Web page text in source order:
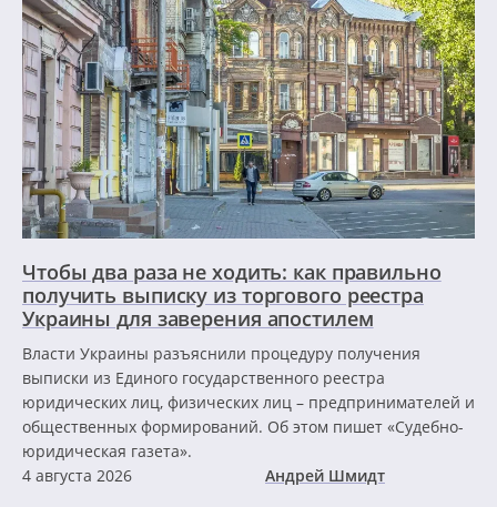
Чтобы два раза не ходить: как правильно
получить выписку из торгового реестра
Украины для заверения апостилем
Власти Украины разъяснили процедуру получения
выписки из Единого государственного реестра
юридических лиц, физических лиц – предпринимателей и
общественных формирований. Об этом пишет «Судебно-
юридическая газета».
4 августа 2026
Андрей Шмидт